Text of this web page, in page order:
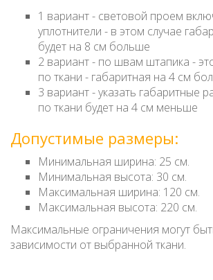
1 вариант - световой проем
уплотнители - в этом случае
будет на 8 см больше
2 вариант - по швам штапика -
по ткани - габаритная на 4 см
3 вариант - указать габаритные
по ткани будет на 4 см меньше
Допустимые размеры:
Минимальная ширина: 25 см.
Минимальная высота: 30 см.
Максимальная ширина: 120 см.
Максимальная высота: 220 см.
Максимальные ограничения могут
зависимости от выбранной ткани.